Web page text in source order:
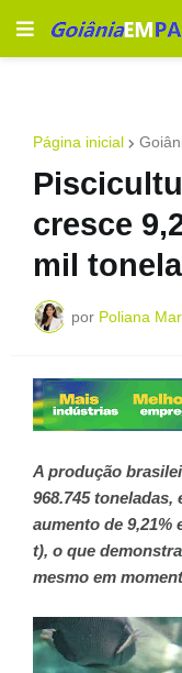
Página inicial
cresce
mil
por Poliana
A produção
968.745 toneladas,
aumento de 9,21%
t), o que
mesmo em